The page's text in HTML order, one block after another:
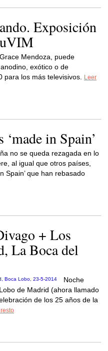
Exposición
Grace Mendoza, puede
exótico o de
para los más televisivos.
Leer
in Spain’
no se queda rezagada en lo
al igual que otros países,
Spain’ que han rebasado
+ Los
La Boca del
Noche
de Madrid (ahora llamado
de los 25 años de la